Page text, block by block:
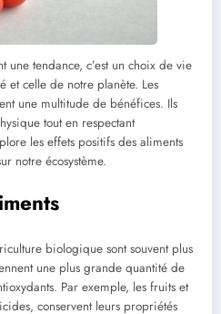
une tendance, c’est un choix de vie
et celle de notre planète. Les
une multitude de bénéfices. Ils
tout en respectant
les effets positifs des aliments
notre écosystème.
biologique sont souvent plus
une plus grande quantité de
Par exemple, les fruits et
conservent leurs propriétés